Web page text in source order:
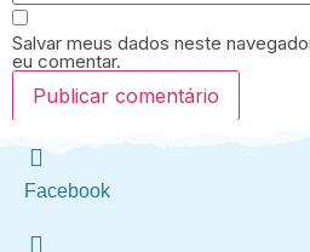
Salvar meus dados neste
eu comentar.
Facebook